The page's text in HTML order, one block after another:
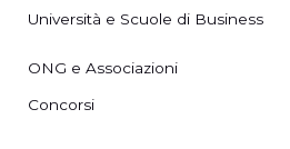
Università e Scuole di Business
ONG e Associazioni
Concorsi